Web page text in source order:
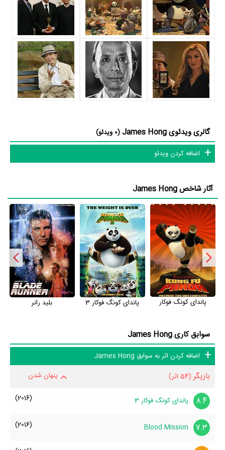
پاندای کونگ فوکار 3
بوده است. James Hong سال 1395 در 88 سالگی
درفیلم پاندای کونگ فوکار 3 نقش مهمی بازی کرده است که توانست با
مهارت خود، آن نقش و همچنین خودش را میان مخاطبان سینما مطرح
کند. او در این فیلم باAlessandro Carloniهمکاری داشته است.
James Hong توانست با بازی در
فیلم پاندای کونگ فوکار 3 تجربه
بازیگری موفقی برای خود رقم بزند و همکاری در کنار بازیگرانی نظیرجک
James Hong علاوه‌بر
فیلم پاندای کونگ فوکار 3
سالگی درفیلم پاندای کونگ فوکار
نیز بازی کرده است. James Hong
این‌بار باMark Osborne
جولیوداستین هافمنهمکاری داشت.
در این سال‌ها James Hong با هنرمندان بسیاری تجربه‌ی کار داشته است
اما جالب است بدانید که در میان بازیگران جکی چان با 4 مرتبه، Pat
Morita با 3 مرتبه، Cary-Hiroyuki Tagawa با 3 مرتبه، جک بلک با 3
مرتبه و آنجلینا جولی با 3 مرتبه بیشترین همکاری را با James Hong
داشته‌اند.
در مجموع در کارنامه 89 ساله و بیوگرافی James Hong آثار مهمی وجود
دارد. اگر می‌خواهید با بیوگرافی James Hong و زندگی حرفه‌ای و آثار او
اختصاصی دارند که اطلاعات کامل معرفی آنها تهیه شده است. امتیازی که
هر یک از آثار James Hong در منظوم دارند، نمره و امتیازی است که
مردم از یک تا ده به آنها داده‌اند. در واقع هر چقدر James Hong در آثار
ارزشمندتری بازی کرده باشد، توانسته نمره‌ی بیشتری از سوی مردم بگیرد،
مثلا اثری که در بیوگرافی James Hong بیشترین امتیاز را از مردم گرفته
گالری ویدئوی James Hong
(0 ویدئو)
اضافه کردن ویدئو
آثار شاخص James Hong
پاندای کونگ فوکار پاندای کونگ فوکار 3 بلید رانر
سوابق کاری James Hong
اضافه کردن اثر به سوابق James Hong
بازیگر (54 اثر) پنهان شدن
8.4 پاندای کونگ فوکار 3 (2016)
7.3
Blood Mission
(2016)